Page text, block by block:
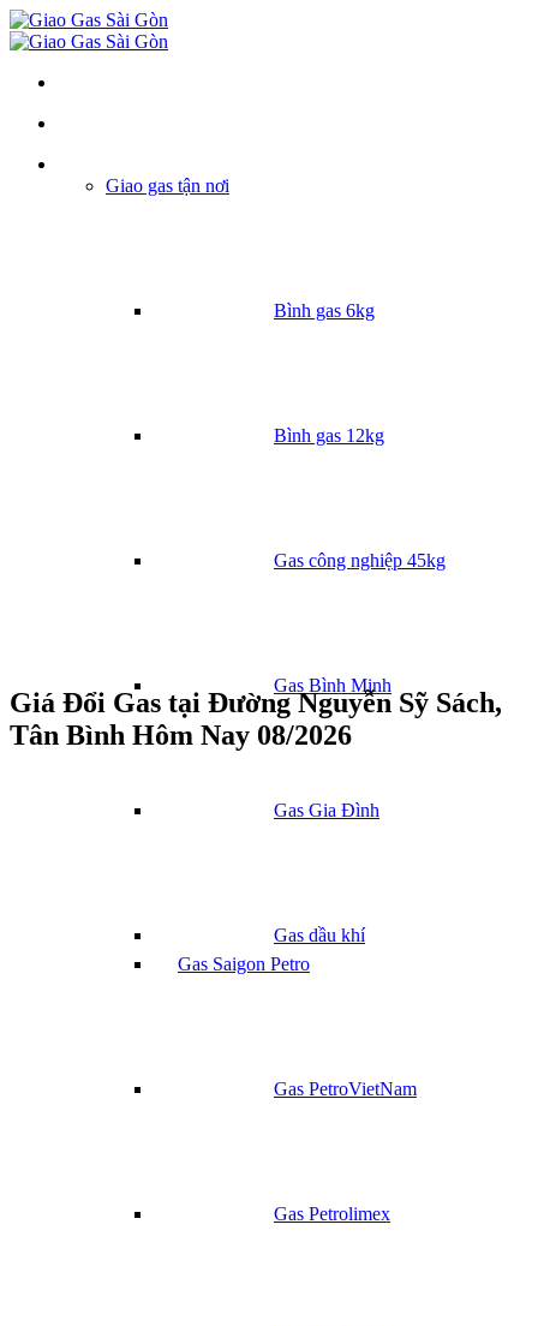
Giao gas tận nơi
Bình gas 6kg
Bình gas 12kg
Gas công nghiệp 45kg
Gas Bình Minh
Gas Gia Đình
Gas dầu khí
Gas Saigon Petro
Gas PetroVietNam
Gas Petrolimex
Giá Đổi Gas tại Đường Nguyễn Sỹ Sách,
Tân Bình Hôm Nay 08/2026